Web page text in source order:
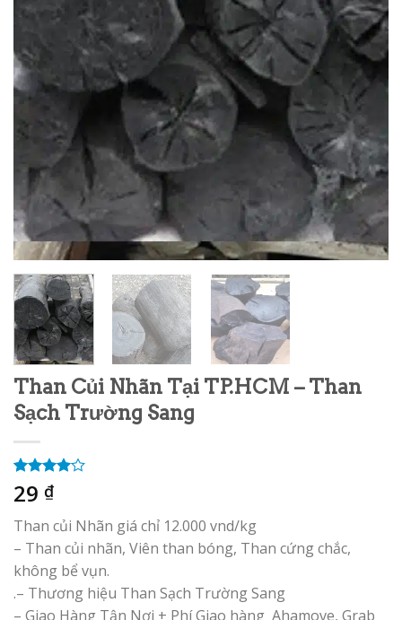
Than Củi Nhãn Tại TP.HCM – Than
Sạch Trường Sang
4.00 trên
5 dựa
2
giá
29 ₫
Than củi Nhãn giá chỉ 12.000 vnd/kg
– Than củi nhãn, Viên than bóng, Than cứng chắc,
không bể vụn.
.– Thương hiệu Than Sạch Trường Sang
– Giao Hàng Tận Nơi + Phí Giao hàng Ahamove, Grab